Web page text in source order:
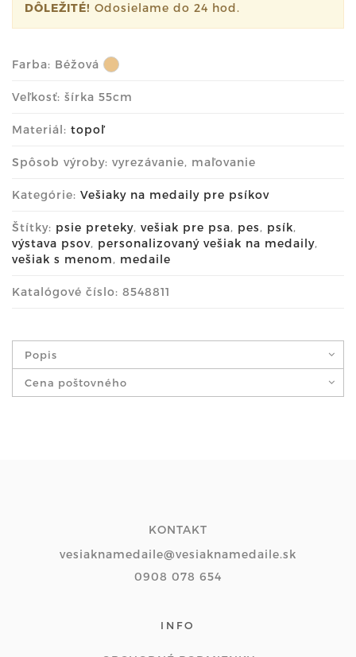
DÔLEŽITÉ! Odosielame do 24 hod.
Farba: Béžová
Veľkosť: šírka 55cm
Materiál: topoľ
Spôsob výroby: vyrezávanie, maľovanie
Kategórie: Vešiaky na medaily pre psíkov
Štítky: psie preteky, vešiak pre psa, pes, psík,
výstava psov, personalizovaný vešiak na medaily,
vešiak s menom, medaile
Katalógové číslo: 8548811
Popis
Cena poštovného
KONTAKT
vesiaknamedaile@vesiaknamedaile.sk
0908 078 654
INFO